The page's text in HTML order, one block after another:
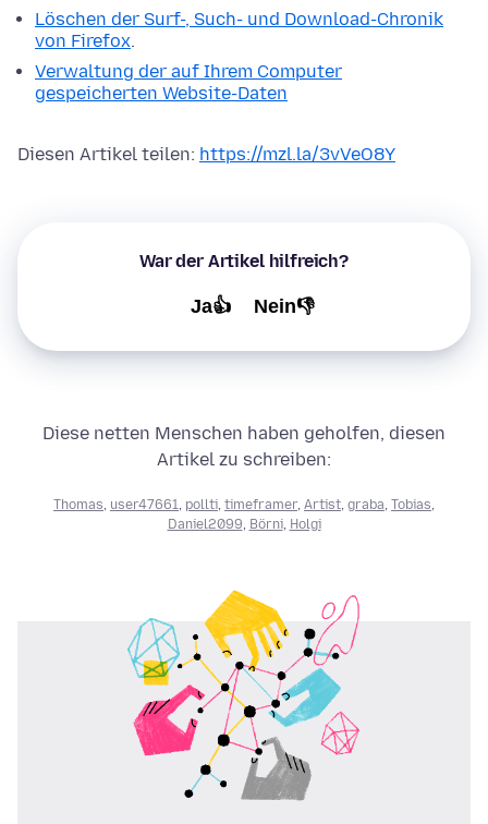
Löschen der Surf-, Such- und Download-Chronik
von Firefox.
Verwaltung der auf Ihrem Computer
gespeicherten Website-Daten
Diesen Artikel teilen: https://mzl.la/3vVeO8Y
War der Artikel hilfreich?
Ja👍 Nein👎
Diese netten Menschen haben geholfen, diesen
Artikel zu schreiben:
Thomas user47661 pollti timeframer, Artist graba Tobias
Daniel2099 Börni, Holgi